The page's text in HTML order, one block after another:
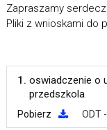
Zapraszamy
Pliki z wnioskami do
1. oswiadczenie o
przedszkola
Pobierz ODT